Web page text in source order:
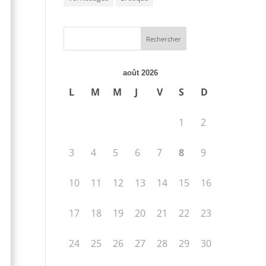
août 2026
L M M J V S D
1 2
3 4 5 6 7 8 9
10 11 12 13 14 15 16
17 18 19 20 21 22 23
24 25 26 27 28 29 30